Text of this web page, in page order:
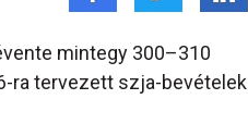
mintegy 300–310
ra tervezett szja-bevételek